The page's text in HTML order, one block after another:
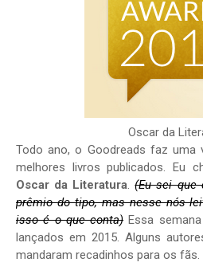
Oscar da
Todo ano, o Goodreads faz uma
melhores livros publicados. Eu
Oscar da Literatura.(Eu sei que
prêmio do tipo, mas nesse nós
isso é o que conta) Essa
lançados em 2015. Alguns
mandaram recadinhos para os